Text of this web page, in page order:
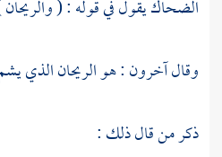
الضحاكيقول في قوله : (
وقال آخرون : هو الريحان الذي
ذكر من قال ذلك :